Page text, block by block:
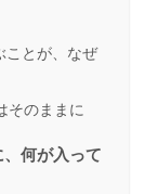
ことが、なぜ
そのままに
何が入って